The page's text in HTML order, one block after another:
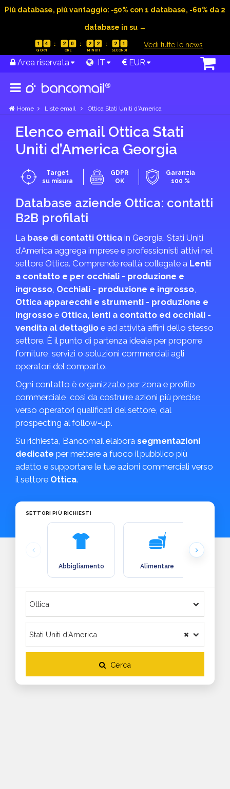
Più database, più vantaggio: -50% con 1 database, -60% da 2
database in su →
1 4 2 0 2 2 2 0 Vedi tutte le news
Area riservata IT EUR
Home Liste email Ottica Stati Uniti d’America
Elenco email Ottica Stati
Uniti d’America Georgia
Target
su misura
GDPR
OK
Garanzia
100 %
Database aziende Ottica: contatti
B2B profilati
La base di contatti Ottica in Georgia, Stati Uniti
d’America aggrega imprese e professionisti attivi nel
settore Ottica. Comprende realtà collegate a Lenti
a contatto e per occhiali - produzione e
ingrosso, Occhiali - produzione e ingrosso,
Ottica apparecchi e strumenti - produzione e
ingrosso e Ottica, lenti a contatto ed occhiali -
vendita al dettaglio e ad attività affini dello stesso
settore. È il punto di partenza ideale per proporre
forniture, servizi o soluzioni commerciali agli
operatori del comparto.
Ogni contatto è organizzato per zona e profilo
commerciale, così da costruire azioni più precise
verso operatori qualificati del settore, dal
prospecting al follow-up.
Su richiesta, Bancomail elabora segmentazioni
dedicate per mettere a fuoco il pubblico più
adatto e supportare le tue azioni commerciali verso
il settore Ottica.
SETTORI PIÙ RICHIESTI
Abbigliamento Alimentare
Cerca